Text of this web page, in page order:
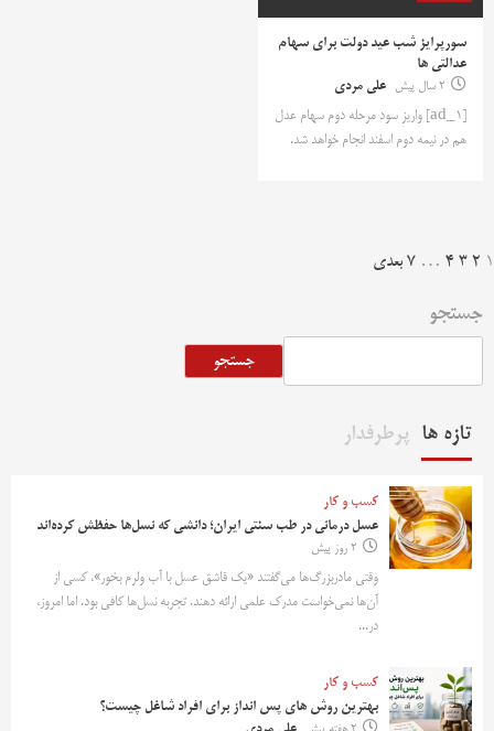
سورپرایز شب عید دولت برای سهام
عدالتی ها
2 سال پیش
علی مردی
[ad_1] واریز سود مرحله دوم سهام عدل
هم در نیمه دوم اسفند انجام خواهد شد.
صفحه‌بندی
نوشته‌ها
1
2
3
4
…
7 بعدی
جستجو
جستجو
تازه ها پرطرفدار
کسب و کار
عسل درمانی در طب سنتی ایران؛ دانشی که نسل‌ها حفظش کرده‌اند
2 روز پیش
وقتی مادربزرگ‌ها می‌گفتند «یک قاشق عسل با آب ولرم بخور»، کسی از
آن‌ها نمی‌خواست مدرک علمی ارائه دهند. تجربه نسل‌ها کافی بود. اما امروز،
در...
کسب و کار
بهترین روش‌ های پس‌ انداز برای افراد شاغل چیست؟